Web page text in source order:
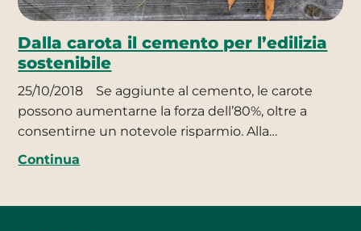
Dalla carota il cemento per l’edilizia
sostenibile
25/10/2018
Se aggiunte al cemento, le carote
possono aumentarne la forza dell’80%, oltre a
consentirne un notevole risparmio. Alla…
Continua